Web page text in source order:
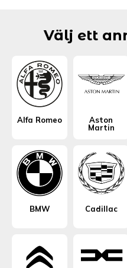
Välj ett
Alfa Romeo
Aston
Martin
BMW Cadillac